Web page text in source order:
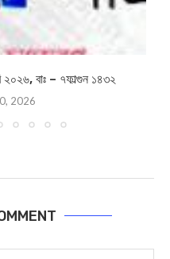
বাঃ – ৭ফাল্গুন ১৪৩২
2026